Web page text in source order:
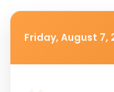
Friday, August 7,